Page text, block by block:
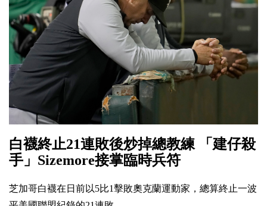
白襪終止21連敗後炒掉總教練 「建仔殺
手」Sizemore接掌臨時兵符
芝加哥白襪在日前以5比1擊敗奧克蘭運動家，總算終止一波